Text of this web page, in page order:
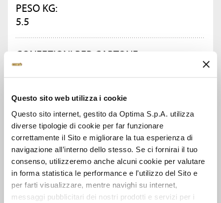
Questo sito web utilizza i cookie
Questo sito internet, gestito da Optima S.p.A. utilizza
diverse tipologie di cookie per far funzionare
correttamente il Sito e migliorare la tua esperienza di
navigazione all’interno dello stesso. Se ci fornirai il tuo
consenso, utilizzeremo anche alcuni cookie per valutare
in forma statistica le performance e l’utilizzo del Sito e
per farti visualizzare, mentre navighi su internet,
messaggi pubblicitari dei nostri prodotti e servizi per i
PESO KG:
5.5
CONFEZIONI PER CARTONE:
2
CHIEDI INFORMAZIONI
SCHEDA TECNICA
GUARDA ANCHE